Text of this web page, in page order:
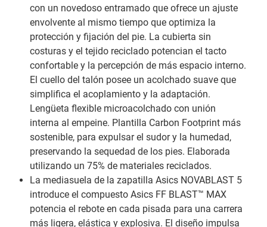
con un novedoso entramado que ofrece un ajuste
envolvente al mismo tiempo que optimiza la
protección y fijación del pie. La cubierta sin
costuras y el tejido reciclado potencian el tacto
confortable y la percepción de más espacio interno.
El cuello del talón posee un acolchado suave que
simplifica el acoplamiento y la adaptación.
Lengüeta flexible microacolchado con unión
interna al empeine. Plantilla Carbon Footprint más
sostenible, para expulsar el sudor y la humedad,
preservando la sequedad de los pies. Elaborada
utilizando un 75% de materiales reciclados.
La mediasuela de la zapatilla Asics NOVABLAST 5
introduce el compuesto Asics FF BLAST™ MAX
potencia el rebote en cada pisada para una carrera
más ligera, elástica y explosiva. El diseño impulsa